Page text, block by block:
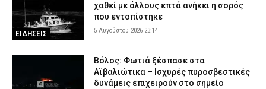
ΕΙΔΗΣΕΙΣ
χαθεί με άλλους επτά ανήκει η σορός
που εντοπίστηκε
5 Αυγούστου 2026 23:14
Βόλος: Φωτιά ξέσπασε στα
Αϊβαλιώτικα – Ισχυρές πυροσβεστικές
δυνάμεις επιχειρούν στο σημείο